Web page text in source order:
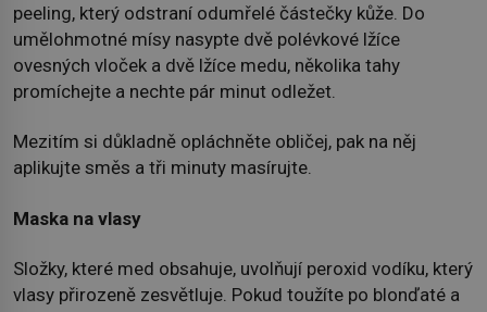
peeling, který odstraní odumřelé částečky kůže. Do
umělohmotné mísy nasypte dvě polévkové lžíce
ovesných vloček a dvě lžíce medu, několika tahy
promíchejte a nechte pár minut odležet.
Mezitím si důkladně opláchněte obličej, pak na něj
aplikujte směs a tři minuty masírujte.
Maska na vlasy
Složky, které med obsahuje, uvolňují peroxid vodíku, který
vlasy přirozeně zesvětluje. Pokud toužíte po blonďaté a